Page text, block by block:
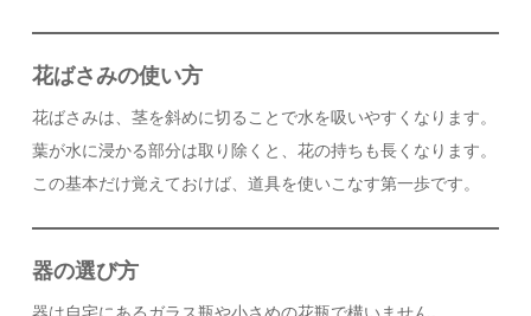
花ばさみの使い方
花ばさみは、茎を斜めに切ることで水を吸いやすくなります。
葉が水に浸かる部分は取り除くと、花の持ちも長くなります。
この基本だけ覚えておけば、道具を使いこなす第一歩です。
器の選び方